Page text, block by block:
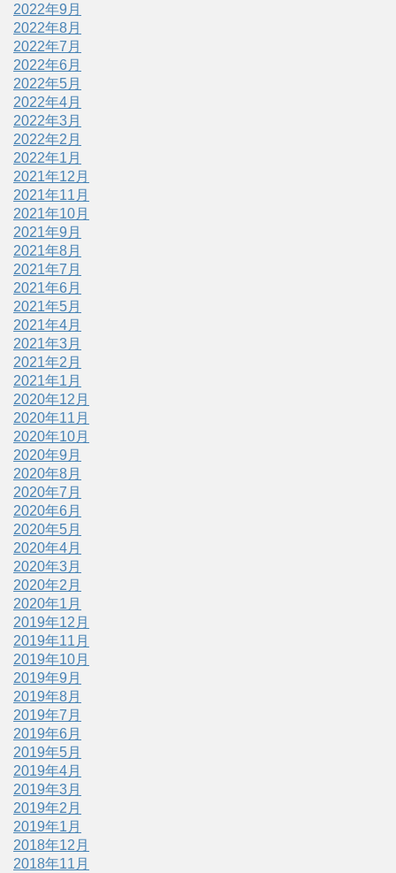
2022年9月
2022年8月
2022年7月
2022年6月
2022年5月
2022年4月
2022年3月
2022年2月
2022年1月
2021年12月
2021年11月
2021年10月
2021年9月
2021年8月
2021年7月
2021年6月
2021年5月
2021年4月
2021年3月
2021年2月
2021年1月
2020年12月
2020年11月
2020年10月
2020年9月
2020年8月
2020年7月
2020年6月
2020年5月
2020年4月
2020年3月
2020年2月
2020年1月
2019年12月
2019年11月
2019年10月
2019年9月
2019年8月
2019年7月
2019年6月
2019年5月
2019年4月
2019年3月
2019年2月
2019年1月
2018年12月
2018年11月